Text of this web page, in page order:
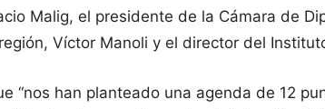
Malig, el presidente de la Cámara de
Víctor Manoli y el director del
“nos han planteado una agenda de 12